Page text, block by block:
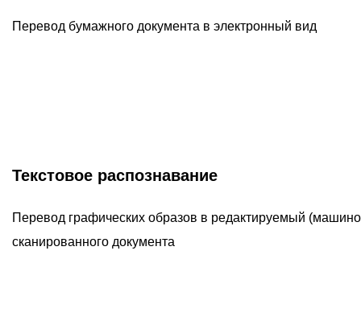
Перевод бумажного документа в электронный вид
Текстовое распознавание
Перевод графических образов в редактируемый
сканированного документа